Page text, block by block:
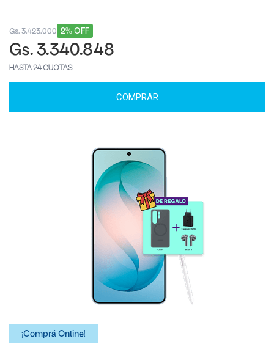
2% OFF
Gs. 3.423.000
Gs. 3.340.848
HASTA 24 CUOTAS
COMPRAR
¡Comprá Online!